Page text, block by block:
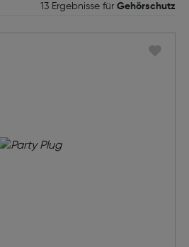
13 Ergebnisse für Gehörschutz